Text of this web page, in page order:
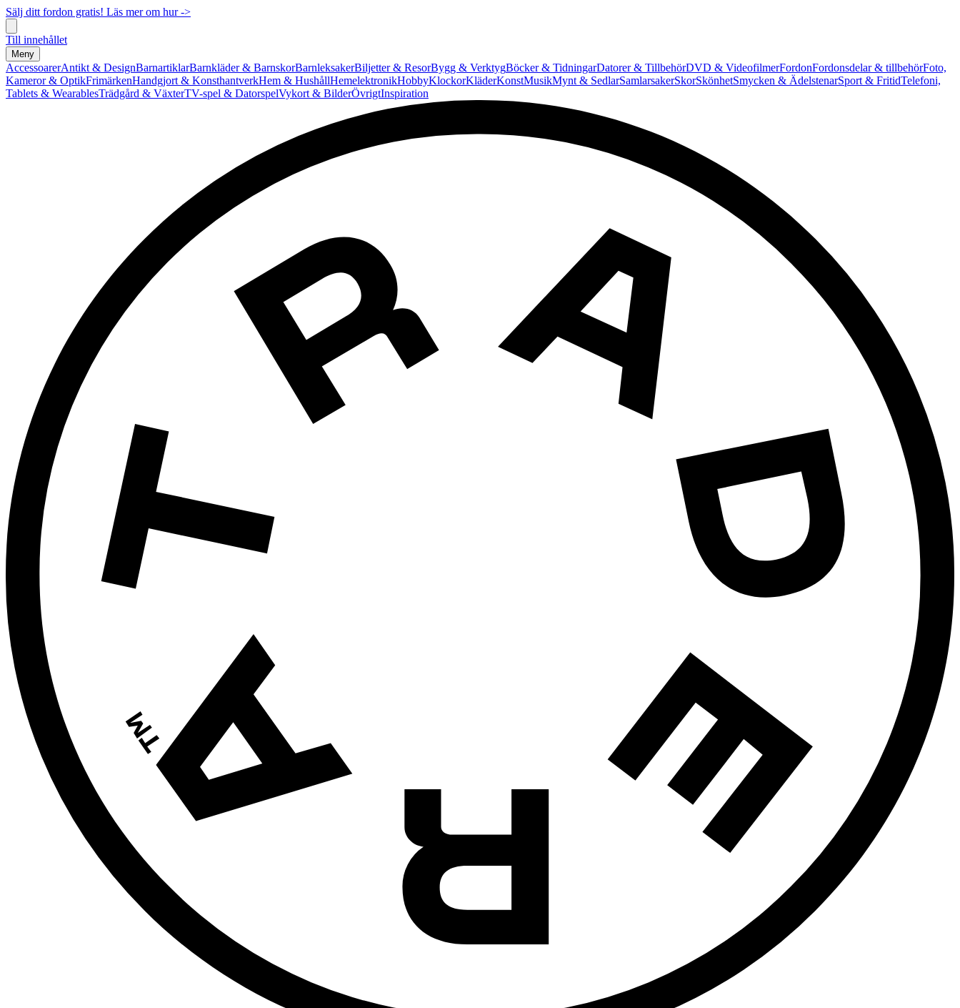
Sälj ditt fordon gratis! Läs mer om hur ->
Till innehållet
Meny
AccessoarerAntikt & DesignBarnartiklarBarnkläder & BarnskorBarnleksakerBiljetter & ResorBygg & VerktygBöcker & TidningarDatorer & TillbehörDVD & VideofilmerFordonFordonsdelar & tillbehörFoto,
Kameror & OptikFrimärkenHandgjort & KonsthantverkHem & HushållHemelektronikHobbyKlockorKläderKonstMusikMynt & SedlarSamlarsakerSkorSkönhetSmycken & ÄdelstenarSport & FritidTelefoni,
Tablets & WearablesTrädgård & VäxterTV-spel & DatorspelVykort & BilderÖvrigtInspiration